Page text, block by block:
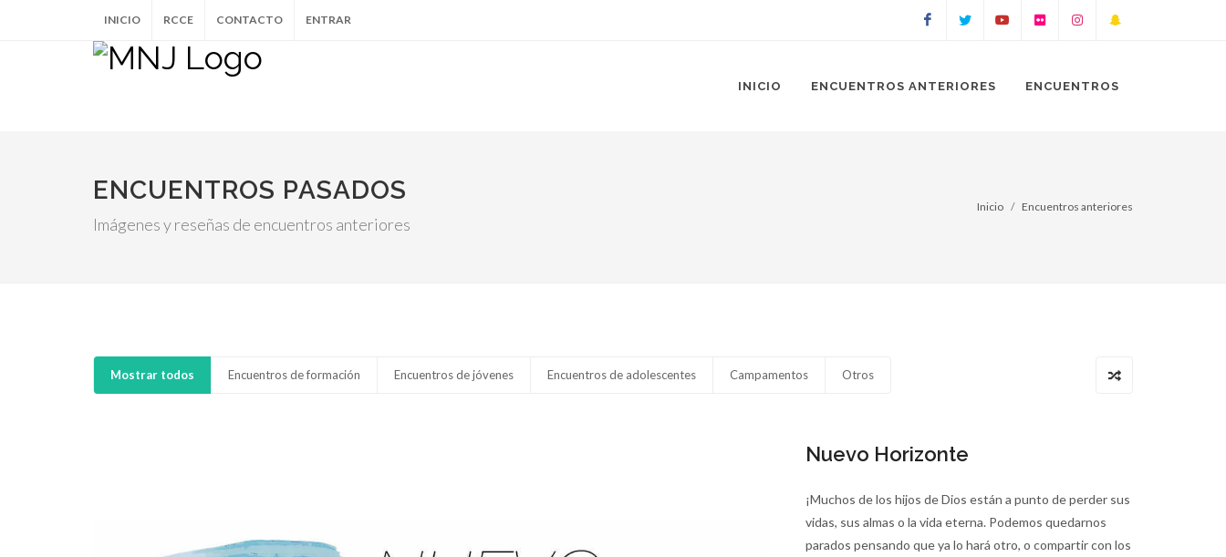
INICIO RCCE CONTACTO ENTRAR
INICIO ENCUENTROS ANTERIORES ENCUENTROS
ENCUENTROS PASADOS
Imágenes y reseñas de encuentros anteriores
Inicio Encuentros anteriores
Mostrar todos Encuentros de formación Encuentros de jóvenes Encuentros de adolescentes Campamentos Otros
Nuevo Horizonte
¡Muchos de los hijos de Dios están a punto de perder sus
vidas, sus almas o la vida eterna. Podemos quedarnos
parados pensando que ya lo hará otro, o compartir con los